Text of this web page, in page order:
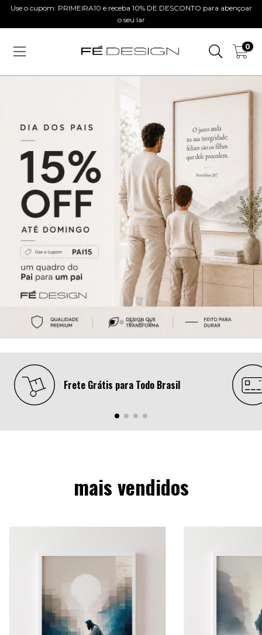
Use o cupom: PRIMEIRA10 e receba 10% DE DESCONTO para abençoar
o seu lar
0
Frete Grátis para Todo Brasil
mais vendidos